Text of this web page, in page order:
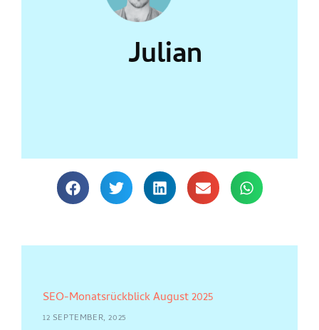
Julian
SEO-Monatsrückblick August 2025
12 SEPTEMBER, 2025